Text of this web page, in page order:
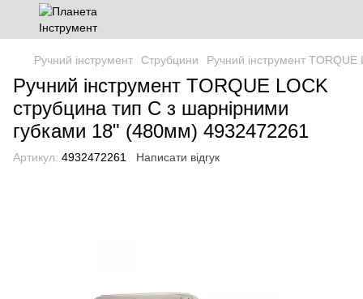
Ручний інструмент Струбцини Ручний інструмент
Ручний інструмент TORQUE LOCK
струбцина тип С з шарнірними
губками 18" (480мм) 4932472261
Артикул: 4932472261 Написати відгук